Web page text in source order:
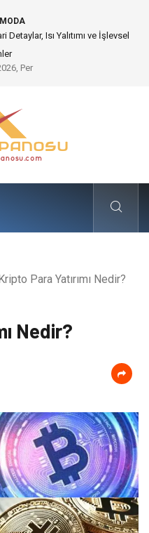
Önemi Nasıl Anlaşılır?
Per
Para Yatırımı Nedir?
Nedir?